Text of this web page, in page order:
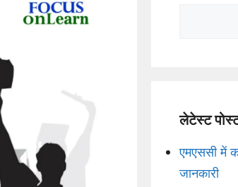
लेटेस्ट
एमएससी में
जानकारी